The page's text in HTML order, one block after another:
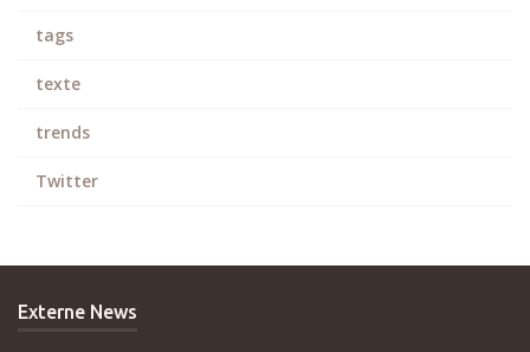
tags
texte
trends
Twitter
Externe News